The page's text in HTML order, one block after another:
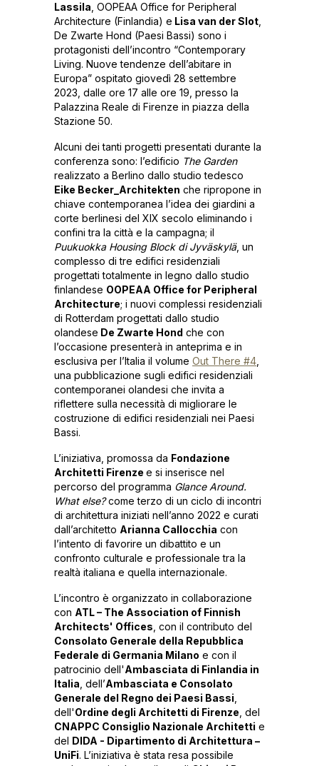
Lassila , OOPEAA Office for Peripheral
Architecture (Finlandia) e Lisa van der Slot
De Zwarte Hond (Paesi Bassi) sono i
protagonisti dell’incontro “Contemporary
Living. Nuove tendenze dell’abitare in
Europa” ospitato giovedì 28 settembre
2023, dalle ore 17 alle ore 19, presso la
Palazzina Reale di Firenze in piazza della
Stazione 50.
Alcuni dei tanti progetti presentati durante la
conferenza sono: l’edificio The Garden
realizzato a Berlino dallo studio tedesco
Eike Becker_Architekten che ripropone in
chiave contemporanea l’idea dei giardini a
corte berlinesi del XIX secolo eliminando i
confini tra la città e la campagna; il
Puukuokka Housing Block di Jyväskylä, un
complesso di tre edifici residenziali
progettati totalmente in legno dallo studio
finlandese OOPEAA Office for Peripheral
Architecture; i nuovi complessi residenziali
di Rotterdam progettati dallo studio
olandese De Zwarte Hond che con
l’occasione presenterà in anteprima e in
esclusiva per l’Italia il volume Out There #4
una pubblicazione sugli edifici residenziali
contemporanei olandesi che invita a
riflettere sulla necessità di migliorare le
costruzione di edifici residenziali nei Paesi
Bassi.
L’iniziativa, promossa da Fondazione
Architetti Firenze e si inserisce nel
percorso del programma Glance Around.
What else?come terzo di un ciclo di incontri
di architettura iniziati nell’anno 2022 e curati
dall’architetto Arianna Callocchia con
l’intento di favorire un dibattito e un
confronto culturale e professionale tra la
realtà italiana e quella internazionale.
L’incontro è organizzato in collaborazione
con ATL – The Association of Finnish
Architects' Offices , con il contributo del
Consolato Generale della Repubblica
Federale di Germania Milano e con il
patrocinio dell'Ambasciata di Finlandia in
Italia , dell’Ambasciata e Consolato
Generale del Regno dei Paesi Bassi
dell'Ordine degli Architetti di Firenze , del
CNAPPC Consiglio Nazionale Architetti e
del DIDA - Dipartimento di Architettura –
UniFi. L’iniziativa è stata resa possibile